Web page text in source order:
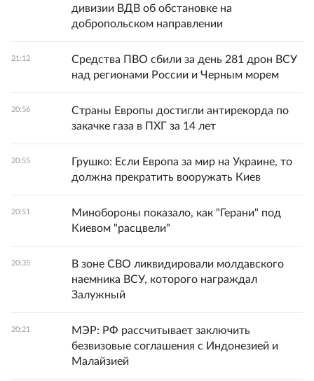
дивизии ВДВ об обстановке на
добропольском направлении
21:12
Средства ПВО сбили за день 281 дрон ВСУ
над регионами России и Черным морем
20:56
Страны Европы достигли антирекорда по
закачке газа в ПХГ за 14 лет
20:55
Грушко: Если Европа за мир на Украине, то
должна прекратить вооружать Киев
20:51
Минобороны показало, как "Герани" под
Киевом "расцвели"
20:35
В зоне СВО ликвидировали молдавского
наемника ВСУ, которого награждал
Залужный
20:21
МЭР: РФ рассчитывает заключить
безвизовые соглашения с Индонезией и
Малайзией